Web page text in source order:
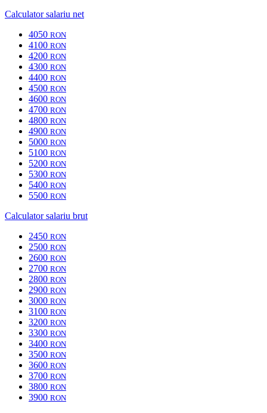
Calculator salariu net
4050 RON
4100 RON
4200 RON
4300 RON
4400 RON
4500 RON
4600 RON
4700 RON
4800 RON
4900 RON
5000 RON
5100 RON
5200 RON
5300 RON
5400 RON
5500 RON
Calculator salariu brut
2450 RON
2500 RON
2600 RON
2700 RON
2800 RON
2900 RON
3000 RON
3100 RON
3200 RON
3300 RON
3400 RON
3500 RON
3600 RON
3700 RON
3800 RON
3900 RON